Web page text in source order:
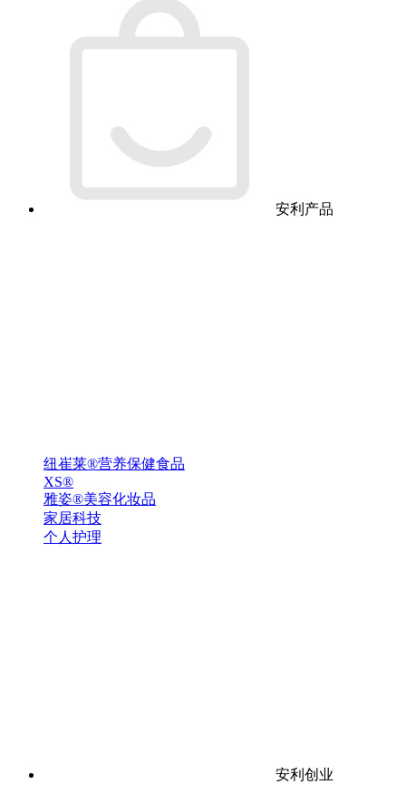
安利产品
纽崔莱®营养保健食品
XS®
雅姿®美容化妆品
家居科技
个人护理
安利创业